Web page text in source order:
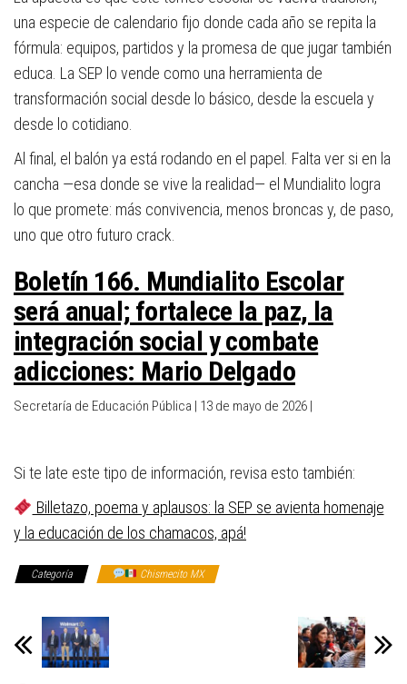
una especie de calendario fijo donde cada año se repita la
fórmula: equipos, partidos y la promesa de que jugar también
educa. La SEP lo vende como una herramienta de
transformación social desde lo básico, desde la escuela y
desde lo cotidiano.
Al final, el balón ya está rodando en el papel. Falta ver si en la
cancha —esa donde se vive la realidad— el Mundialito logra
lo que promete: más convivencia, menos broncas y, de paso,
uno que otro futuro crack.
Boletín 166. Mundialito Escolar
será anual; fortalece la paz, la
integración social y combate
adicciones: Mario Delgado
Secretaría de Educación Pública | 13 de mayo de 2026 |
Si te late este tipo de información, revisa esto también:
Billetazo, poema y aplausos: la SEP se avienta homenaje
y la educación de los chamacos, apá!
Categoría Chismecito MX